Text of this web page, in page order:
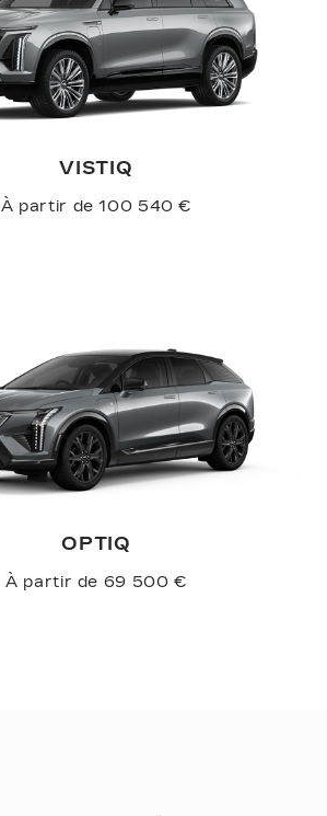
VISTIQ
À partir de 100 540 €
OPTIQ
À partir de 69 500 €